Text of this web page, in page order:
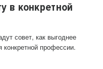
в конкретной
совет, как выгоднее
конкретной профессии.